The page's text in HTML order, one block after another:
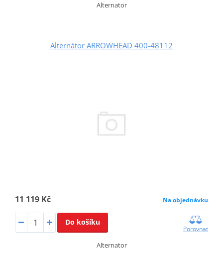
Alternator
Alternátor ARROWHEAD 400-48112
11 119 Kč Na objednávku
Do košíku
Porovnat
Alternator